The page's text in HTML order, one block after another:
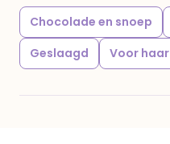
Chocolade en snoep
Geslaagd
Voor haar